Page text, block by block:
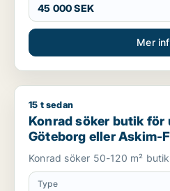
45 000 SEK
Mer
Konrad söker butik för
15 t sedan
Konrad söker butik för
Göteborg eller Askim-
m.fl.
Konrad söker 50-120 m²
Type